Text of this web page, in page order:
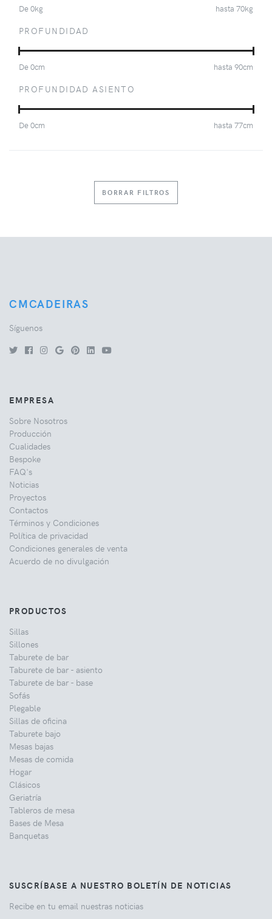
De0kg hasta 70kg
PROFUNDIDAD
De0cm hasta 90cm
PROFUNDIDAD ASIENTO
De0cm hasta 77cm
BORRAR FILTROS
CMCADEIRAS
Síguenos
EMPRESA
Sobre Nosotros
Producción
Cualidades
Bespoke
FAQ's
Noticias
Proyectos
Contactos
Términos y Condiciones
Política de privacidad
Condiciones generales de venta
Acuerdo de no divulgación
PRODUCTOS
Sillas
Sillones
Taburete de bar
Taburete de bar - asiento
Taburete de bar - base
Sofás
Plegable
Sillas de oficina
Taburete bajo
Mesas bajas
Mesas de comida
Hogar
Clásicos
Geriatría
Tableros de mesa
Bases de Mesa
Banquetas
SUSCRÍBASE A NUESTRO BOLETÍN DE NOTICIAS
Recibe en tu email nuestras noticias